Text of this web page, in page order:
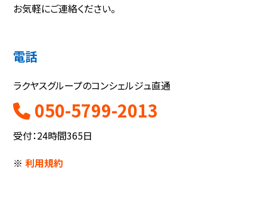
お気軽にご連絡ください。
電話
ラクヤスグループのコンシェルジュ直通
050-5799-2013
受付：24時間365日
※利用規約